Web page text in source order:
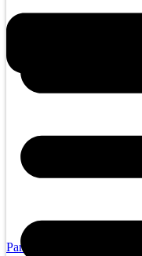
Parc de la Rivière Doncaster